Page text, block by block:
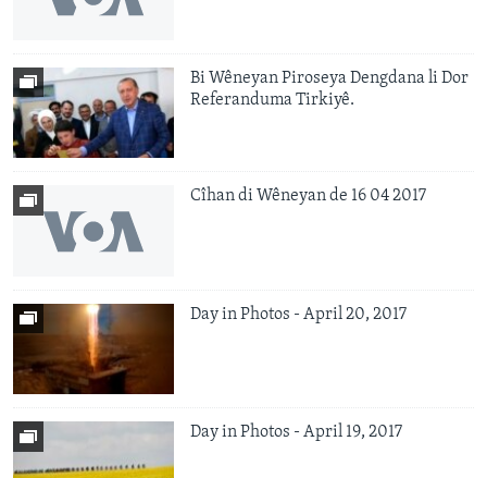
Bi Wêneyan Piroseya Dengdana li Dor
Referanduma Tirkiyê.
Cîhan di Wêneyan de 16 04 2017
Day in Photos - April 20, 2017
Day in Photos - April 19, 2017